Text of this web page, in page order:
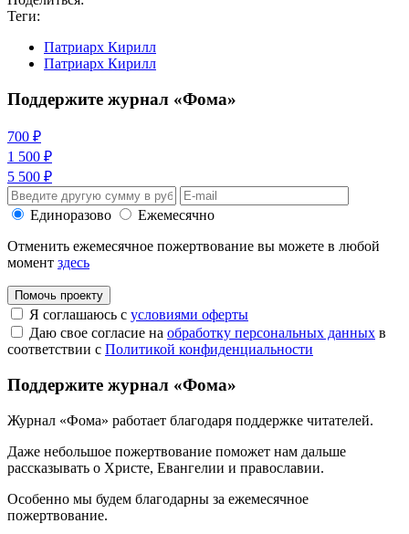
Теги:
Патриарх Кирилл
Патриарх Кирилл
Поддержите журнал «Фома»
700 ₽
1 500 ₽
5 500 ₽
Единоразово
Ежемесячно
Отменить ежемесячное пожертвование вы можете в любой
момент здесь
Помочь проекту
Я соглашаюсь с условиями оферты
Даю свое согласие на обработку персональных данных в
соответствии с Политикой конфиденциальности
Поддержите журнал «Фома»
Журнал «Фома» работает благодаря поддержке читателей.
Даже небольшое пожертвование поможет нам дальше
рассказывать о Христе, Евангелии и православии.
Особенно мы будем благодарны за ежемесячное
пожертвование.